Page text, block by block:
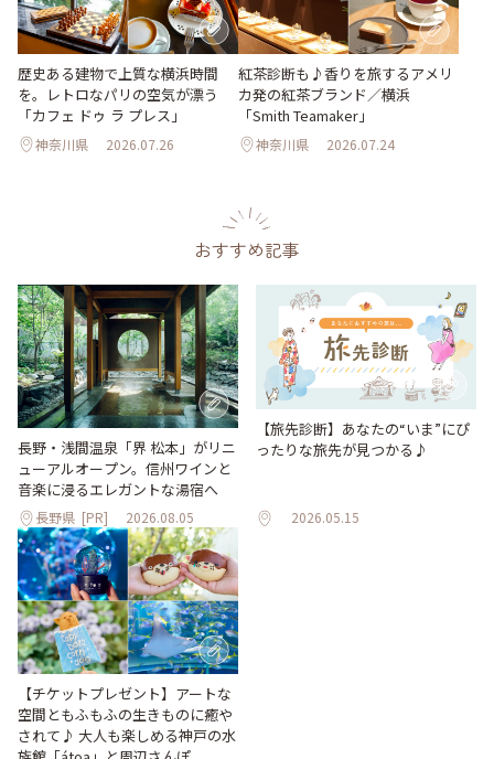
歴史ある建物で上質な横浜時間
を。レトロなパリの空気が漂う
「カフェ ドゥ ラ プレス」
神奈川県 2026.07.26
紅茶診断も♪香りを旅するアメリ
カ発の紅茶ブランド／横浜
「Smith Teamaker」
神奈川県 2026.07.24
おすすめ記事
長野・浅間温泉「界 松本」がリニ
ューアルオープン。信州ワインと
音楽に浸るエレガントな湯宿へ
長野県 [PR] 2026.08.05
【旅先診断】あなたの“いま”にぴ
ったりな旅先が見つかる♪
2026.05.15
【チケットプレゼント】アートな
空間ともふもふの生きものに癒や
されて♪ 大人も楽しめる神戸の水